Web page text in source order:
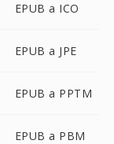
EPUB a ICO
EPUB a JPE
EPUB a PPTM
EPUB a PBM